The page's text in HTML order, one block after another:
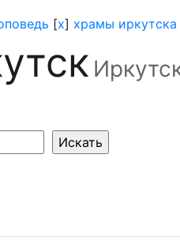
[x] храмы иркутска